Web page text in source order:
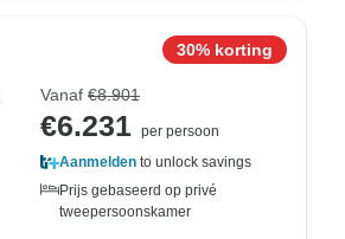
30% korting
Vanaf €8.901
€6.231 per persoon
Aanmelden to unlock savings
Prijs gebaseerd op privé
tweepersoonskamer